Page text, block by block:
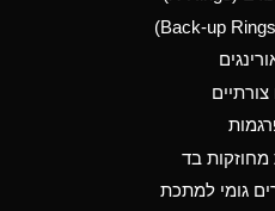
C
מחוזקות בד
גומי למתכת